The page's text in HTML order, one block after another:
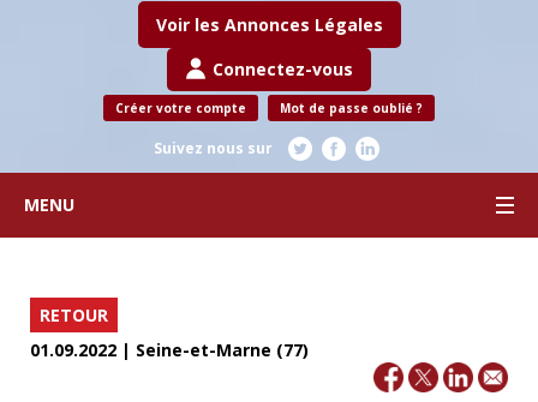
Voir les Annonces Légales
Connectez-vous
Créer votre compte Mot de passe oublié ?
Suivez nous sur
MENU
RETOUR
01.09.2022 | Seine-et-Marne (77)